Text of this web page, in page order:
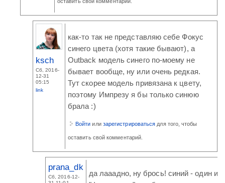
ksch
Сб, 2016-
12-31
05:15
link
как-то так не представляю себе Фокус
синего цвета (хотя такие бывают), а
Outback модель синего по-моему не
бывает вообще, ну или очень редкая.
Тут скорее модель привязана к цвету,
поэтому Импрезу я бы только синюю
брала :)
Войти или зарегистрироваться для того, чтобы
оставить свой комментарий.
prana_dk
Сб, 2016-12-
да лааадно, ну брось! синий - один из